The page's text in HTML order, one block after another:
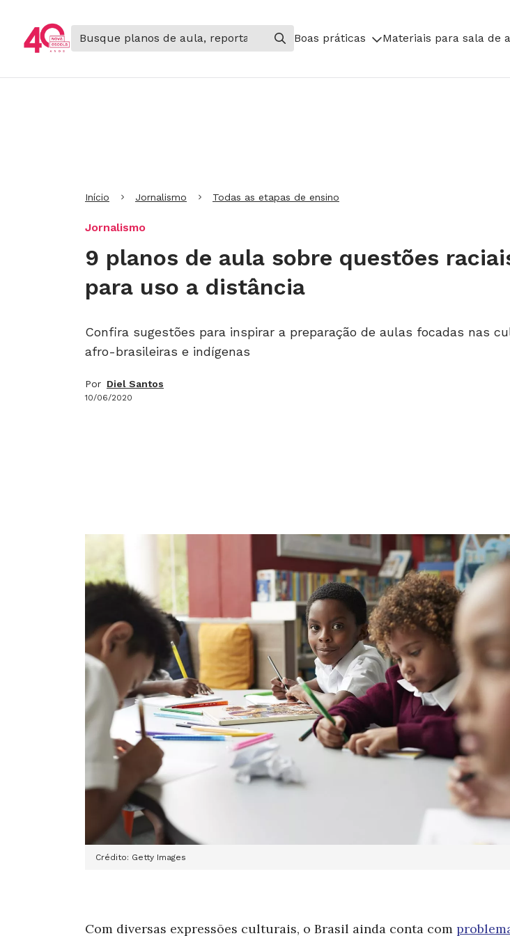
Boas práticas Materiais para sala de
Início Jornalismo Todas as etapas de ensino
Jornalismo
9 planos de aula sobre questões
para uso a distância
Confira sugestões para inspirar a preparação de aulas focadas nas
afro-brasileiras e indígenas
Por Diel Santos
10/06/2020
Crédito: Getty Images
Com diversas expressões culturais, o Brasil ainda conta com